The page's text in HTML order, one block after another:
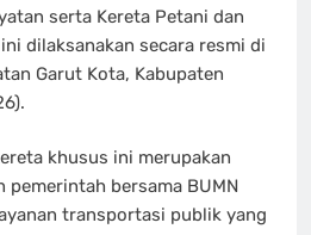
serta Kereta Petani dan
dilaksanakan secara resmi di
Garut Kota, Kabupaten
khusus ini merupakan
bersama BUMN
transportasi publik yang